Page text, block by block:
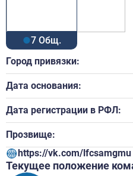
7 Общ.
Город привязки:
Дата основания:
Дата регистрации в РФЛ:
Прозвище:
https://vk.com/lfcsamgmu
Текущее положение